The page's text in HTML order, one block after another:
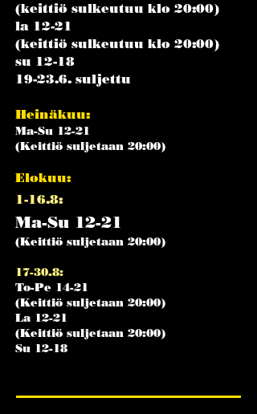
(keittiö sulkeutuu klo 20:00)
la 12-21
(keittiö sulkeutuu klo 20:00)
su 12-18
19-23.6. suljettu
Heinäkuu:
Ma-Su 12-21
(Keittiö suljetaan 20:00)
Elokuu:
1-16.8:
Ma-Su 12-21
(Keittiö suljetaan 20:00)
17-30.8:
To-Pe 14-21
(Keittiö suljetaan 20:00)
La 12-21
(Keittiö suljetaan 20:00)
Su 12-18